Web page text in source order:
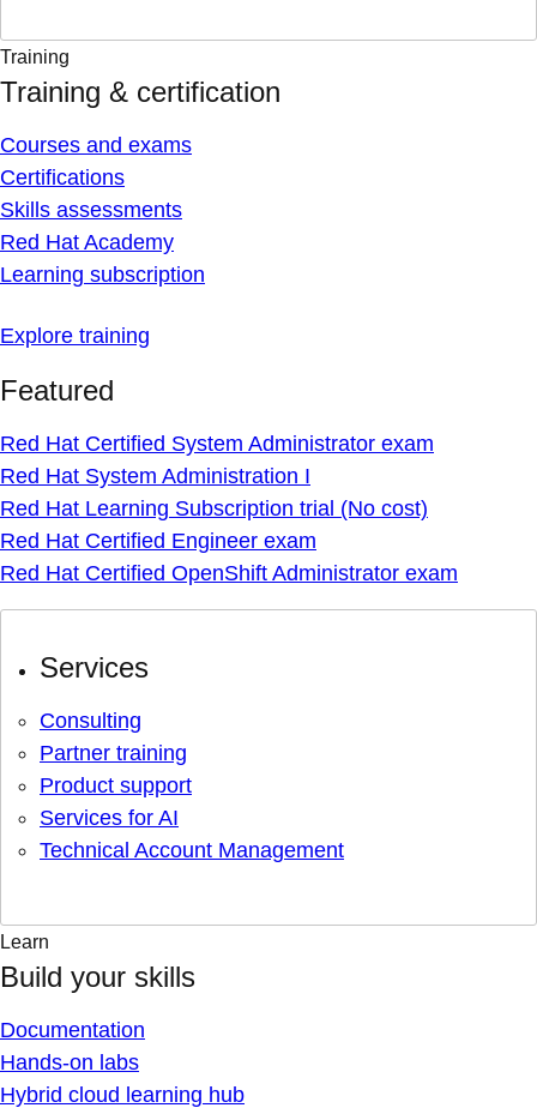
Training
Training & certification
Courses and exams
Certifications
Skills assessments
Red Hat Academy
Learning subscription
Explore training
Featured
Red Hat Certified System Administrator exam
Red Hat System Administration I
Red Hat Learning Subscription trial (No cost)
Red Hat Certified Engineer exam
Red Hat Certified OpenShift Administrator exam
Services
Consulting
Partner training
Product support
Services for AI
Technical Account Management
Learn
Build your skills
Documentation
Hands-on labs
Hybrid cloud learning hub